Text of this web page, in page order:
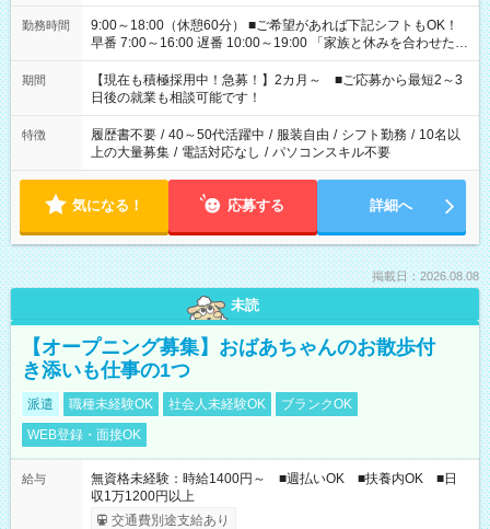
勤務時間
9:00～18:00（休憩60分） ■ご希望があれば下記シフトもOK！
早番 7:00～16:00 遅番 10:00～19:00 「家族と休みを合わせた
い」 「余裕を持って夕飯の準備がしたい」 「できれば残業はし
たくない」 など、ご希望を教えてくださいね。 ※Wワーク希望
の方へ 今ご覧のお仕事で希望する勤務時間と、もう1つのお仕事
の勤務時間。 合計で週40時間を超える場合は応募できません。
期間
【現在も積極採用中！急募！】2カ月～ ■ご応募から最短2～3
日後の就業も相談可能です！
特徴 履歴書不要 / 40～50代活躍中 / 服装自由 / シフト勤務 / 10名以
上の大量募集 / 電話対応なし / パソコンスキル不要
気になる！ 応募する 詳細へ
掲載日：2026.08.08
未読
【オープニング募集】おばあちゃんのお散歩付
き添いも仕事の1つ
派遣 職種未経験OK 社会人未経験OK
ブランクOK
WEB登録・面接OK
給与
無資格未経験：時給1400円～ ■週払いOK ■扶養内OK ■日
収1万1200円以上
交通費別途支給あり